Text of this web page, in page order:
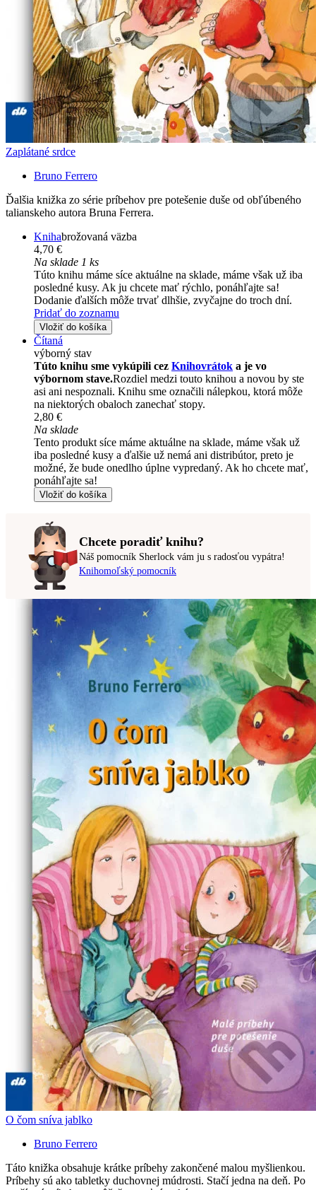
Zaplátané srdce
Bruno Ferrero
Ďalšia knižka zo série príbehov pre potešenie duše od obľúbeného
talianskeho autora Bruna Ferrera.
Knihabrožovaná väzba
4,70 €
Na sklade 1 ks
Túto knihu máme síce aktuálne na sklade, máme však už iba
posledné kusy. Ak ju chcete mať rýchlo, ponáhľajte sa!
Dodanie ďalších môže trvať dlhšie, zvyčajne do troch dní.
Pridať do zoznamu
Vložiť do košíka
Čítaná
výborný stav
Túto knihu sme vykúpili cez Knihovrátok a je vo
výbornom stave.Rozdiel medzi touto knihou a novou by ste
asi ani nespoznali. Knihu sme označili nálepkou, ktorá môže
na niektorých obaloch zanechať stopy.
2,80 €
Na sklade
Tento produkt síce máme aktuálne na sklade, máme však už
iba posledné kusy a ďalšie už nemá ani distribútor, preto je
možné, že bude onedlho úplne vypredaný. Ak ho chcete mať,
ponáhľajte sa!
Vložiť do košíka
Chcete poradiť knihu?
Náš pomocník Sherlock vám ju s radosťou vypátra!
Knihomoľský pomocník
O čom sníva jablko
Bruno Ferrero
Táto knižka obsahuje krátke príbehy zakončené malou myšlienkou.
Príbehy sú ako tabletky duchovnej múdrosti. Stačí jedna na deň. Po